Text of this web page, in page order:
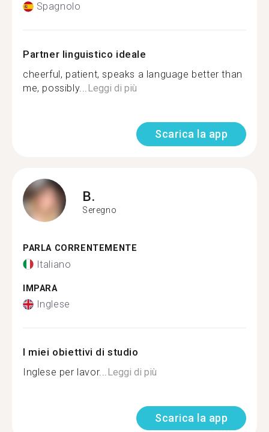
Spagnolo
Partner linguistico ideale
cheerful, patient, speaks a language better than
me, possibly...Leggi di più
Scarica la app
B.
Seregno
PARLA CORRENTEMENTE
Italiano
IMPARA
Inglese
I miei obiettivi di studio
Inglese per lavor...Leggi di più
Scarica la app